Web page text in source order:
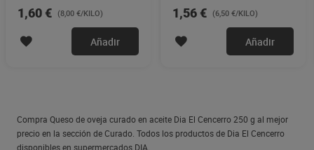
1,60 € (8,00 €/KILO)
Añadir
1,56 € (6,50 €/KILO)
Añadir
Compra Queso de oveja curado en aceite Dia El Cencerro 250 g al mejor
precio en la sección de Curado. Todos los productos de Dia El Cencerro
disponibles en supermercados DIA.